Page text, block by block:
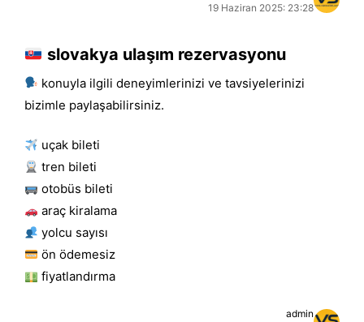
19 Haziran 2025: 23:28
slovakya ulaşım rezervasyonu
konuyla ilgili deneyimlerinizi ve tavsiyelerinizi
bizimle paylaşabilirsiniz.
uçak bileti
tren bileti
otobüs bileti
araç kiralama
yolcu sayısı
ön ödemesiz
fiyatlandırma
admin